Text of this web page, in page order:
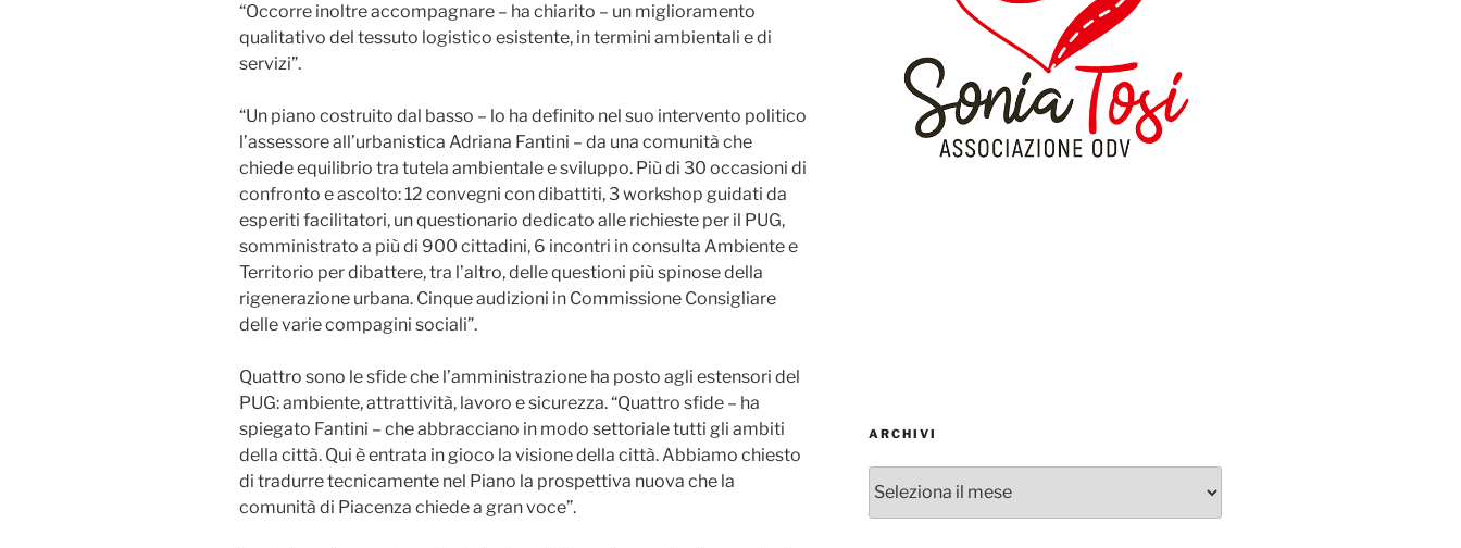
“Occorre inoltre accompagnare – ha chiarito – un miglioramento
qualitativo del tessuto logistico esistente, in termini ambientali e di
servizi”.
“Un piano costruito dal basso – lo ha definito nel suo intervento politico
l’assessore all’urbanistica Adriana Fantini – da una comunità che
chiede equilibrio tra tutela ambientale e sviluppo. Più di 30 occasioni di
confronto e ascolto: 12 convegni con dibattiti, 3 workshop guidati da
esperiti facilitatori, un questionario dedicato alle richieste per il PUG,
somministrato a più di 900 cittadini, 6 incontri in consulta Ambiente e
Territorio per dibattere, tra l’altro, delle questioni più spinose della
rigenerazione urbana. Cinque audizioni in Commissione Consigliare
delle varie compagini sociali”.
Quattro sono le sfide che l’amministrazione ha posto agli estensori del
PUG: ambiente, attrattività, lavoro e sicurezza. “Quattro sfide – ha
spiegato Fantini – che abbracciano in modo settoriale tutti gli ambiti
della città. Qui è entrata in gioco la visione della città. Abbiamo chiesto
di tradurre tecnicamente nel Piano la prospettiva nuova che la
comunità di Piacenza chiede a gran voce”.
ARCHIVI